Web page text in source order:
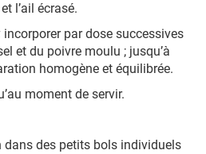
l’ail écrasé.
par dose successives
et du poivre moulu ; jusqu’à
homogène et équilibrée.
moment de servir.
dans des petits bols individuels